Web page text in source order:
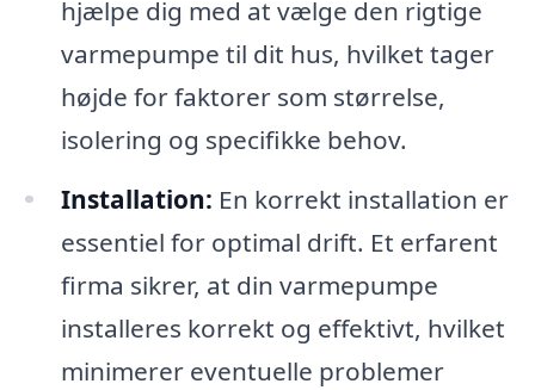
hjælpe dig med at vælge den rigtige
varmepumpe til dit hus, hvilket tager
højde for faktorer som størrelse,
isolering og specifikke behov.
Installation: En korrekt installation er
essentiel for optimal drift. Et erfarent
firma sikrer, at din varmepumpe
installeres korrekt og effektivt, hvilket
minimerer eventuelle problemer